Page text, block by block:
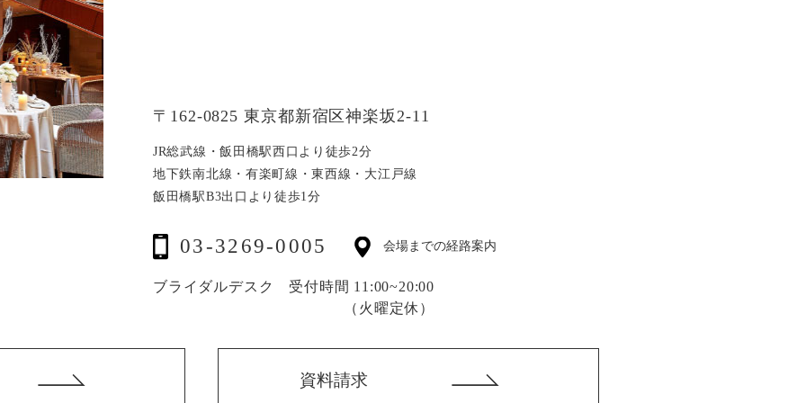
〒162-0825 東京都新宿区神楽坂2-11
JR総武線・飯田橋駅西口より徒歩2分
地下鉄南北線・有楽町線・東西線・大江戸線
飯田橋駅B3出口より徒歩1分
会場までの経路案内
03-3269-0005
ブライダルデスク 受付時間 11:00~20:00
（火曜定休）
資料請求